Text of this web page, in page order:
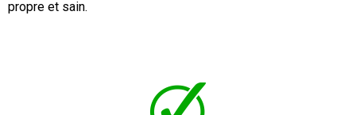
propre et sain.